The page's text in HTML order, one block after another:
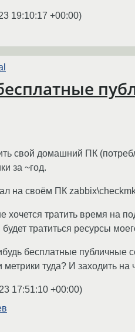
19:10:17 +00:00)
свой домашний ПК
за ~год.
на своём ПК
хочется тратить время на
будет тратиться ресурсы
бесплатные публичные
метрики туда? И заходить
17:51:10 +00:00)